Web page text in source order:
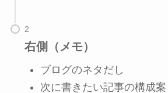
右側（メモ）
ブログのネタだし
次に書きたい記事の構成案